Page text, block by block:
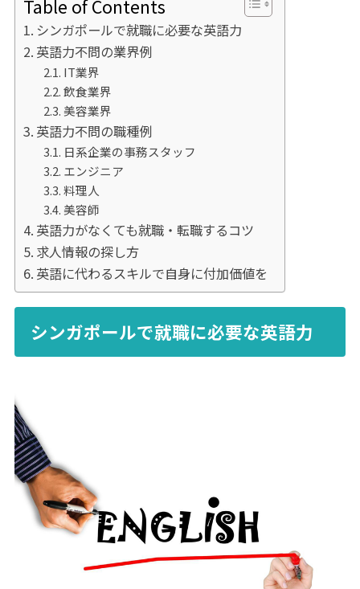
Table of Contents
シンガポールで就職に必要な英語力
英語力不問の業界例
IT業界
飲食業界
美容業界
英語力不問の職種例
日系企業の事務スタッフ
エンジニア
料理人
美容師
英語力がなくても就職・転職するコツ
求人情報の探し方
英語に代わるスキルで自身に付加価値を
シンガポールで就職に必要な英語力